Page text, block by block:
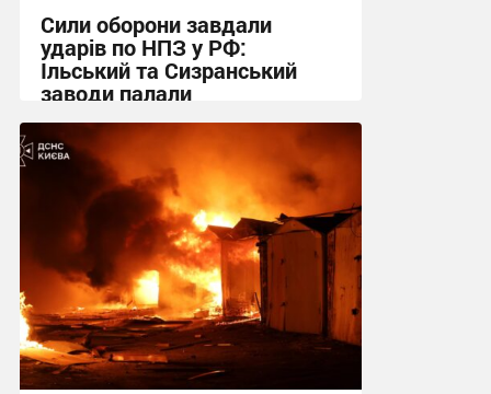
Сили оборони завдали
ударів по НПЗ у РФ:
Ільський та Сизранський
заводи палали
12:00 сьогодні